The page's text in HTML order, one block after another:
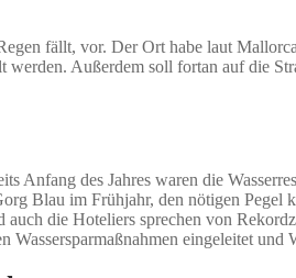
fällt, vor. Der Ort habe laut
Außerdem soll fortan auf die
des Jahres waren die
Blau im Frühjahr, den nötigen
die Hoteliers sprechen von
eingeleitet und